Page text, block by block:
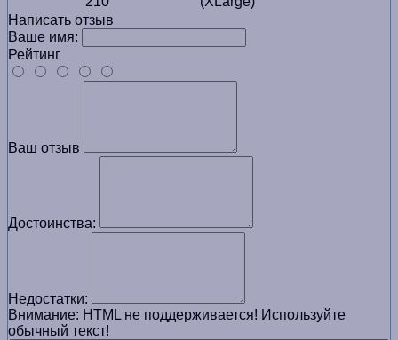
Написать отзыв
Ваше имя:
Рейтинг
Ваш отзыв
Достоинства:
Недостатки:
Внимание: HTML не поддерживается! Используйте
обычный текст!